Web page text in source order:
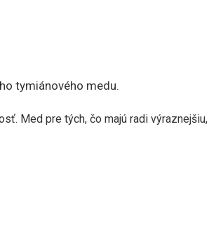
tymiánového medu.
Med pre tých, čo majú radi výraznejšiu,